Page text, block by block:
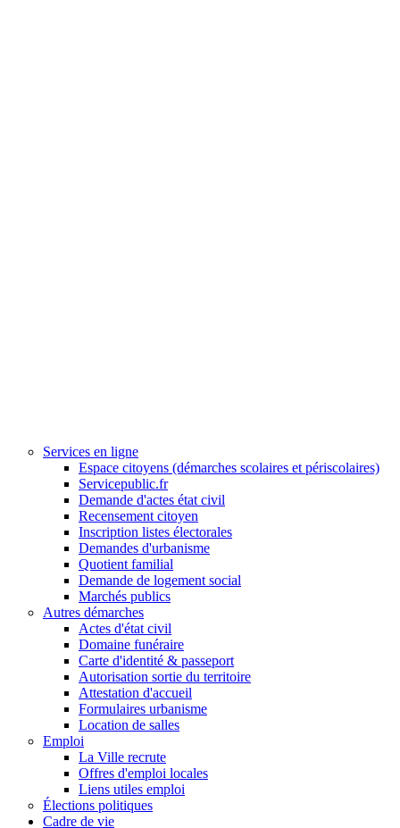
Services en ligne
Espace citoyens (démarches scolaires et périscolaires)
Servicepublic.fr
Demande d'actes état civil
Recensement citoyen
Inscription listes électorales
Demandes d'urbanisme
Quotient familial
Demande de logement social
Marchés publics
Autres démarches
Actes d'état civil
Domaine funéraire
Carte d'identité & passeport
Autorisation sortie du territoire
Attestation d'accueil
Formulaires urbanisme
Location de salles
Emploi
La Ville recrute
Offres d'emploi locales
Liens utiles emploi
Élections politiques
Cadre de vie